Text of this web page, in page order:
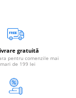
gratuită
pentru comenzile mai
mari de 199 lei